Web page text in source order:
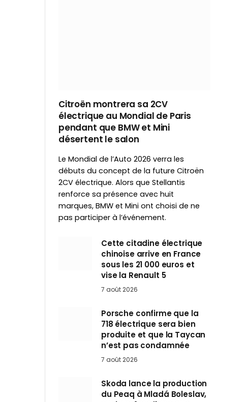
Citroën montrera sa 2CV
électrique au Mondial de Paris
pendant que BMW et Mini
désertent le salon
Le Mondial de l’Auto 2026 verra les
débuts du concept de la future Citroën
2CV électrique. Alors que Stellantis
renforce sa présence avec huit
marques, BMW et Mini ont choisi de ne
pas participer à l’événement.
Cette citadine électrique
chinoise arrive en France
sous les 21 000 euros et
vise la Renault 5
7 août 2026
Porsche confirme que la
718 électrique sera bien
produite et que la Taycan
n’est pas condamnée
7 août 2026
Skoda lance la production
du Peaq à Mladá Boleslav,